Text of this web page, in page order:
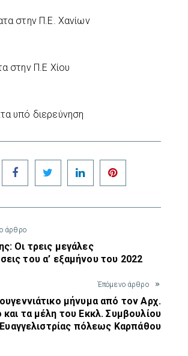
στην Π.Ε. Χανίων
στην Π.Ε Χίου
υπό διερεύνηση
Facebook Twitter LinkedIn
άρθρο
Οι τρεις μεγάλες
του α’ εξαμήνου του 2022
Έπόμενο άρθρο
μήνυμα από τον Αρχ.
τα μέλη του Εκκλ. Συμβουλίου
πόλεως Καρπάθου